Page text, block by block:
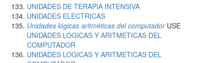
UNIDADES DE TERAPIA INTENSIVA
UNIDADES ELECTRICAS
Unidades lógicas aritméticas del computadorUSE
UNIDADES LOGICAS Y ARITMETICAS DEL
COMPUTADOR
UNIDADES LOGICAS Y ARITMETICAS DEL